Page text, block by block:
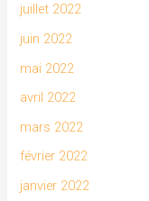
juillet 2022
juin 2022
mai 2022
avril 2022
mars 2022
février 2022
janvier 2022